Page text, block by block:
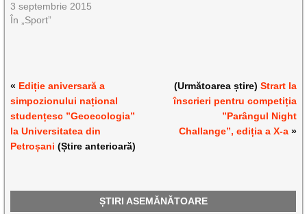
3 septembrie 2015
În „Sport”
« Ediție aniversară a
simpozionului național
studențesc ”Geoecologia”
la Universitatea din
Petroșani (Știre anterioară)
(Următoarea știre) Strart la
înscrieri pentru competiția
”Parângul Night
Challange”, ediția a X-a»
ȘTIRI ASEMĂNĂTOARE